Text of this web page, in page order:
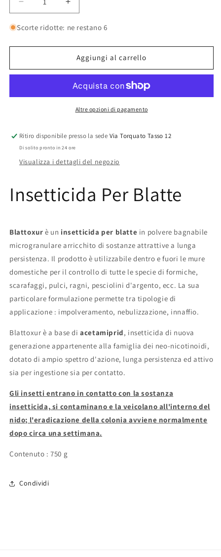
Diminuisci
quantità
per
Per
Aumenta
quantità
per
Per
Blatte
Scorte ridotte: ne restano 6
Aggiungi al carrello
Altre opzioni di pagamento
Ritiro disponibile presso la sede Via Torquato Tasso 12
Di solito pronto in 24 ore
Visualizza i dettagli del negozio
Insetticida Per Blatte
Blattoxur è un insetticida per blatte in polvere bagnabile
microgranulare arricchito di sostanze attrattive a lunga
persistenza. Il prodotto è utilizzabile dentro e fuori le mure
domestiche per il controllo di tutte le specie di formiche,
scarafaggi, pulci, ragni, pesciolini d'argento, ecc. La sua
particolare formulazione permette tra tipologie di
applicazione : impolveramento, nebulizzazione, innaffio.
Blattoxur è a base diacetamiprid, insetticida di nuova
generazione appartenente alla famiglia dei neo-nicotinoidi,
dotato di ampio spettro d'azione, lunga persistenza ed attivo
sia per ingestione sia per contatto.
Gli insetti entrano in contatto con la sostanza
insetticida, si contaminano e la veicolano all'interno del
nido; l'eradicazione della colonia avviene normalmente
dopo circa una settimana.
Contenuto : 750 g
Condividi